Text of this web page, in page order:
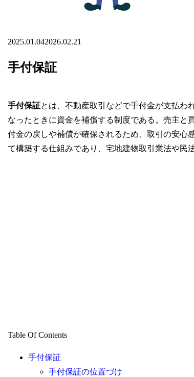
2025.01.042026.02.21
手付保証
手付保証とは、不動産取引などで手付金が支払わ
なったときに資金を補償する制度である。売主と
付金の戻しや補償が確保されるため、取引の安心
て構築する仕組みであり、宅地建物取引業法や民
Table Of Contents
手付保証
手付保証の位置づけ